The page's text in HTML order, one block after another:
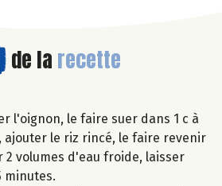
de la recette
l'oignon, le faire suer dans 1 c à
ajouter le riz rincé, le faire revenir
2 volumes d'eau froide, laisser
minutes.